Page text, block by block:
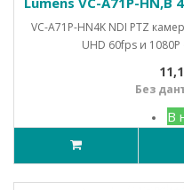
VC-A71P-HN4K NDI PTZ
UHD 60fps и
Без
В